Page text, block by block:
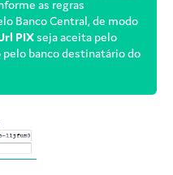
as regras
Banco Central, de modo
PIXseja aceita pelo
banco destinatário do